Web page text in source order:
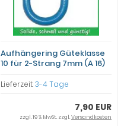
Aufhängering Güteklasse
10 für 2-Strang 7mm (A 16)
Lieferzeit:3-4 Tage
7,90 EUR
zzgl. 19 % MwSt. zzgl.Versandkosten